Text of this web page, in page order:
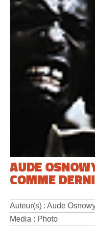
AUDE
COMME
Auteur(s) : Aude
Media : Photo